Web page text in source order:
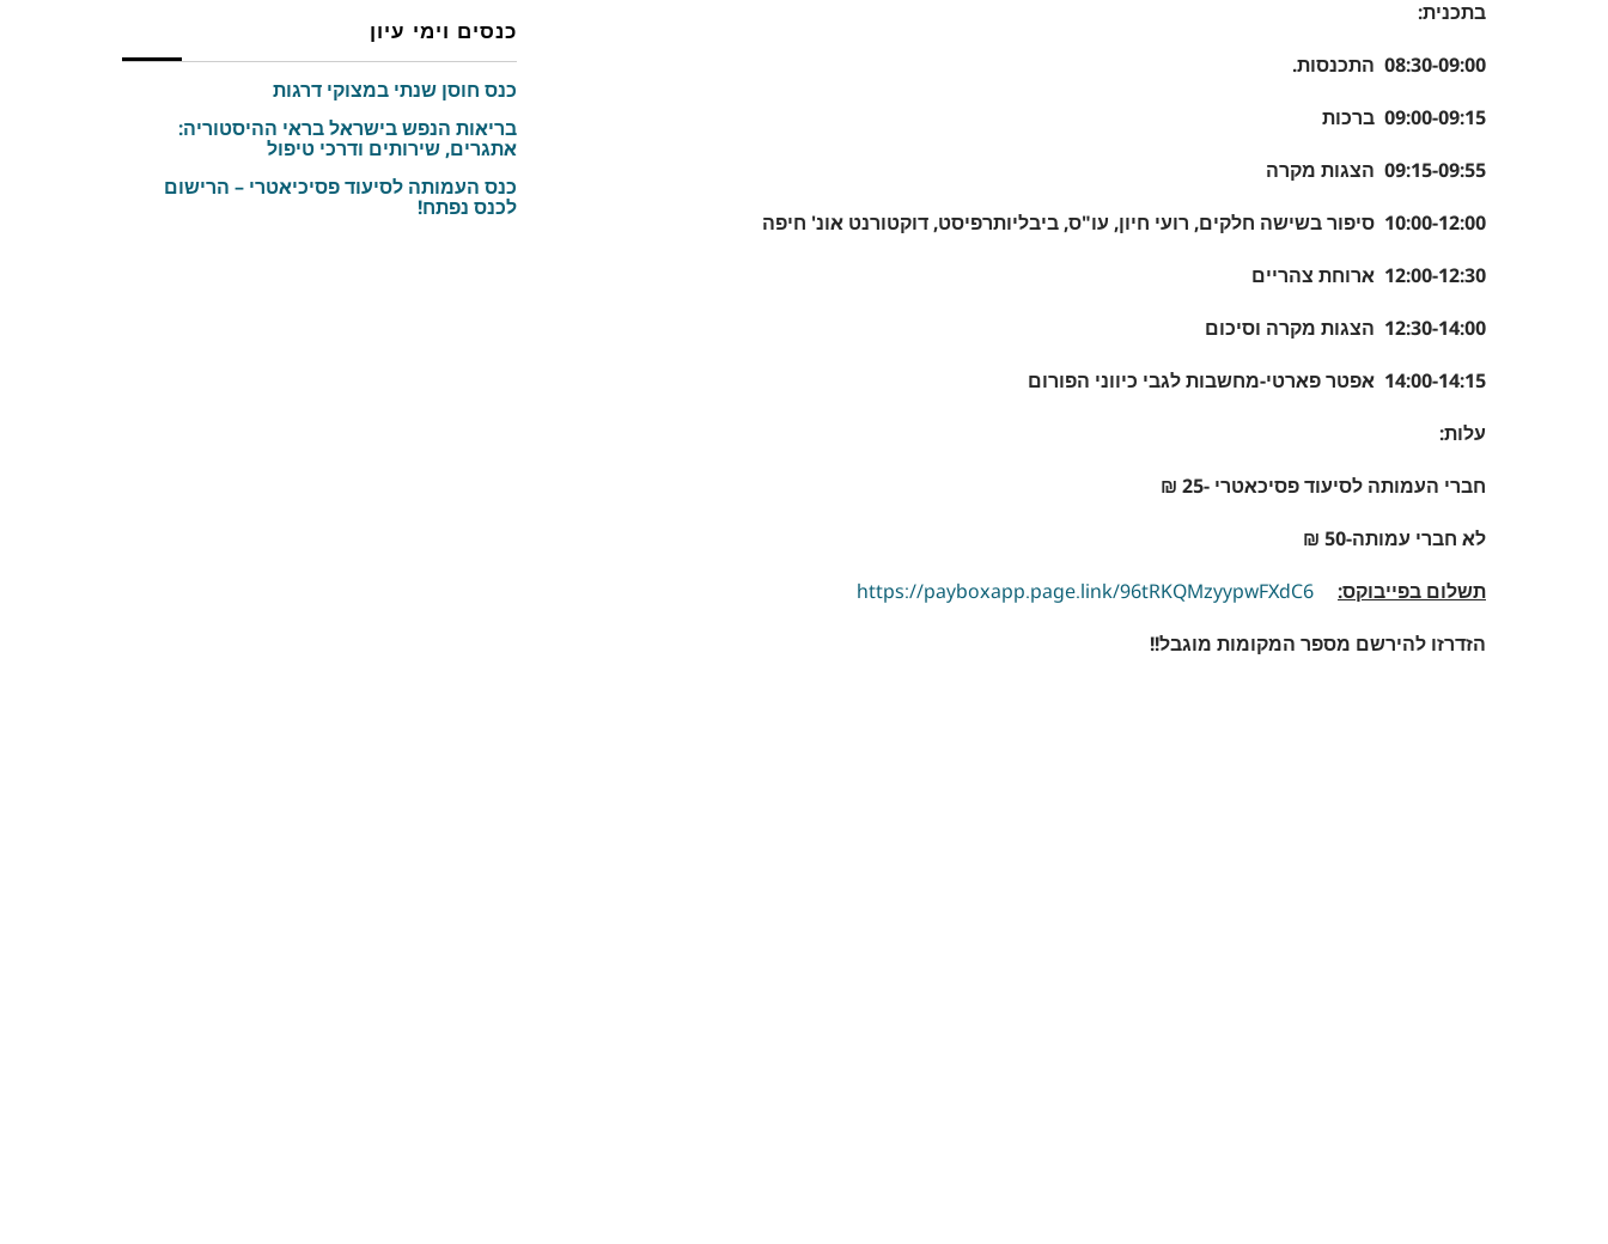
בתכנית:
08:30-09:00 התכנסות.
09:00-09:15 ברכות
09:15-09:55 הצגות מקרה
10:00-12:00 סיפור בשישה חלקים, רועי חיון, עו"ס, ביבליותרפיסט, דוקטורנט אונ' חיפה
12:00-12:30 ארוחת צהריים
12:30-14:00 הצגות מקרה וסיכום
14:00-14:15 אפטר פארטי-מחשבות לגבי כיווני הפורום
עלות:
חברי העמותה לסיעוד פסיכאטרי -25 ₪
לא חברי עמותה-50 ₪
תשלום בפייבוקס:
https://payboxapp.page.link/96tRKQMzyypwFXdC6
הזדרזו להירשם מספר המקומות מוגבל!!
כנסים וימי עיון
כנס חוסן שנתי במצוקי דרגות
בריאות הנפש בישראל בראי ההיסטוריה:
אתגרים, שירותים ודרכי טיפול
כנס העמותה לסיעוד פסיכיאטרי – הרישום
לכנס נפתח!